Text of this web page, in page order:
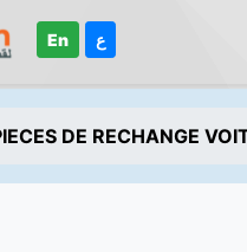
En ع
DE RECHANGE